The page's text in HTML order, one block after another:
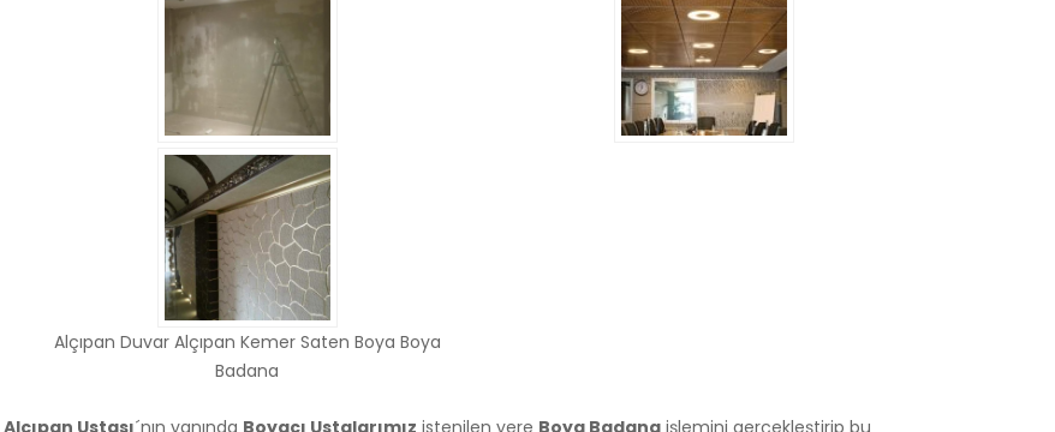
Alçıpan Duvar Alçıpan Kemer Saten Boya Boya
Badana
Alçıpan Ustası´nın yanında Boyacı Ustalarımız istenilen yere Boya Badana işlemini gerçekleştirip bu